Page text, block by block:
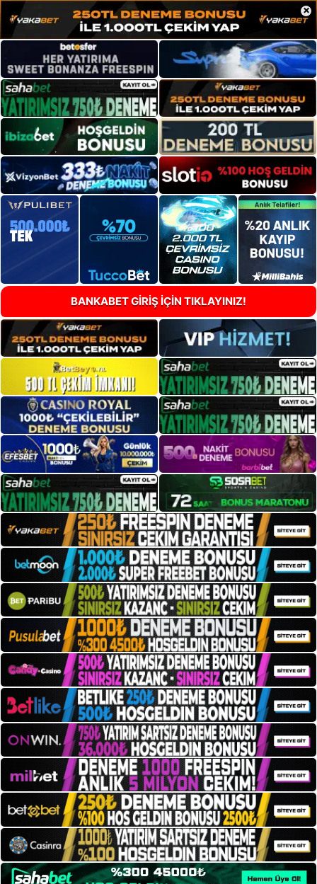
×
BANKABET GİRİŞ İÇİN TIKLAYINIZ!